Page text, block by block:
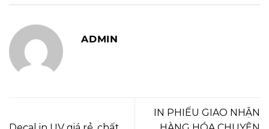
ADMIN
IN PHIẾU GIAO NHẬN